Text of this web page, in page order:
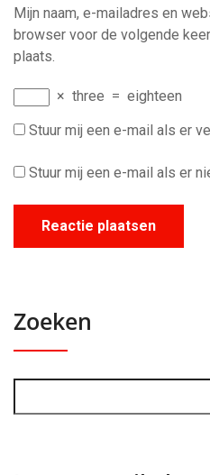
Mijn naam, e-mailadres en
browser voor de volgende
plaats.
× three = eighteen
Stuur mij een e-mail als er
Stuur mij een e-mail als er
Zoeken